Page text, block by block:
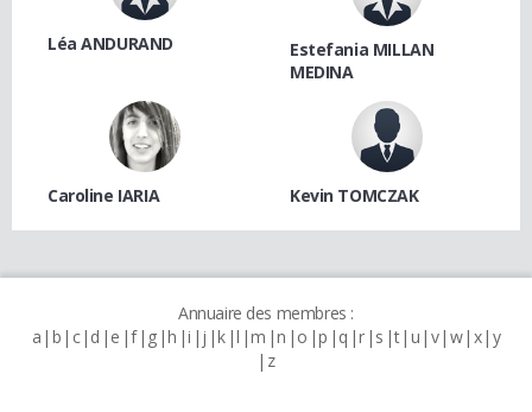
Léa ANDURAND
Estefania MILLAN
MEDINA
Caroline IARIA Kevin TOMCZAK
Annuaire des membres :
a b c d e f g h i j k l m n o p q r s t u v w x y
z